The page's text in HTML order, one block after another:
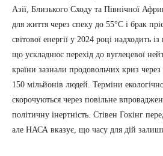
Азії, Близького Сходу та Північної
для життя через спеку до 55°C і брак
світової енергії у 2024 році надходить
що ускладнює перехід до вуглецевої
країни зазнали продовольчих криз
150 мільйонів людей. Терміни
скорочуються через повільне
політичну інертність. Стівен Гокінг
але НАСА вказує, що часу для дій